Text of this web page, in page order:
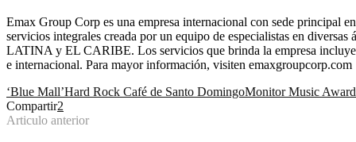
Emax Group Corp es una empresa internacional con sede principal
servicios integrales creada por un equipo de especialistas en
LATINA y EL CARIBE. Los servicios que brinda la empresa
e internacional. Para mayor información, visiten emaxgroupcorp.com
‘Blue Mall’Hard Rock Café de Santo DomingoMonitor Music
Compartir2
Articulo anterior